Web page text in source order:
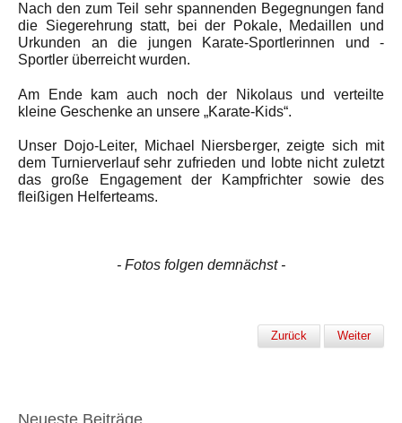
Nach den zum Teil sehr spannenden Begegnungen fand
die Siegerehrung statt, bei der Pokale, Medaillen und
Urkunden an die jungen Karate-Sportlerinnen und -
Sportler überreicht wurden.
Am Ende kam auch noch der Nikolaus und verteilte
kleine Geschenke an unsere „Karate-Kids“.
Unser Dojo-Leiter, Michael Niersberger, zeigte sich mit
dem Turnierverlauf sehr zufrieden und lobte nicht zuletzt
das große Engagement der Kampfrichter sowie des
fleißigen Helferteams.
- Fotos folgen demnächst -
Zurück Weiter
Neueste Beiträge